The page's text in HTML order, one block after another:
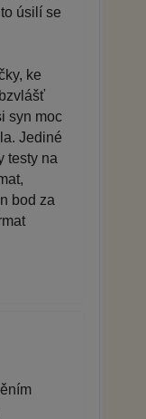
úsilí se
ke
syn moc
Jediné
testy na
bod za